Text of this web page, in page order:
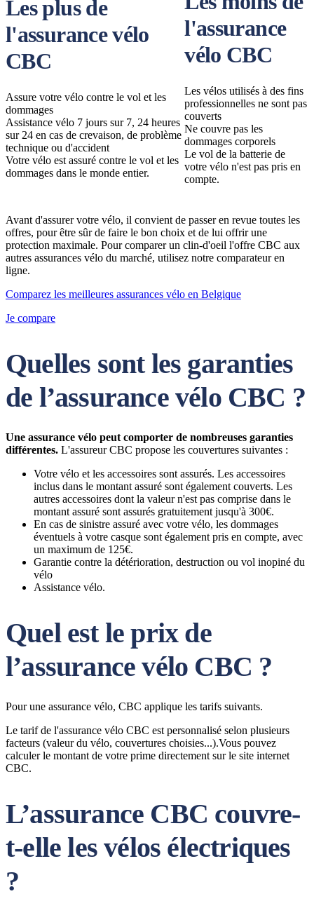
Les plus de
l'assurance vélo
CBC
Assure votre vélo contre le vol et les
dommages
Assistance vélo 7 jours sur 7, 24 heures
sur 24 en cas de crevaison, de problème
technique ou d'accident
Votre vélo est assuré contre le vol et les
dommages dans le monde entier.
l'assurance
vélo CBC
Les vélos utilisés à des fins
professionnelles ne sont pas
couverts
Ne couvre pas les
dommages corporels
Le vol de la batterie de
votre vélo n'est pas pris en
compte.
Avant d'assurer votre vélo, il convient de passer en revue toutes les
offres, pour être sûr de faire le bon choix et de lui offrir une
protection maximale. Pour comparer un clin-d'oeil l'offre CBC aux
autres assurances vélo du marché, utilisez notre comparateur en
ligne.
Comparez les meilleures assurances vélo en Belgique
Je compare
Quelles sont les garanties
de l’assurance vélo CBC ?
Une assurance vélo peut comporter de nombreuses garanties
différentes. L'assureur CBC propose les couvertures suivantes :
Votre vélo et les accessoires sont assurés. Les accessoires
inclus dans le montant assuré sont également couverts. Les
autres accessoires dont la valeur n'est pas comprise dans le
montant assuré sont assurés gratuitement jusqu'à 300€.
En cas de sinistre assuré avec votre vélo, les dommages
éventuels à votre casque sont également pris en compte, avec
un maximum de 125€.
Garantie contre la détérioration, destruction ou vol inopiné du
vélo
Assistance vélo.
Quel est le prix de
l’assurance vélo CBC ?
Pour une assurance vélo, CBC applique les tarifs suivants.
Le tarif de l'assurance vélo CBC est personnalisé selon plusieurs
facteurs (valeur du vélo, couvertures choisies...).Vous pouvez
calculer le montant de votre prime directement sur le site internet
CBC.
L’assurance CBC couvre-
t-elle les vélos électriques
?